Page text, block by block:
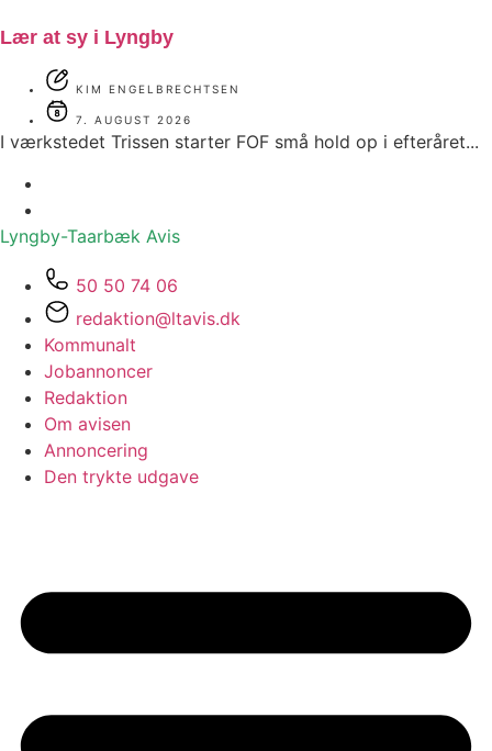
Lær at sy i Lyngby
KIM ENGELBRECHTSEN
7. AUGUST 2026
I værkstedet Trissen starter FOF små hold op i efteråret...
Lyngby-Taarbæk Avis
50 50 74 06
redaktion@ltavis.dk
Kommunalt
Jobannoncer
Redaktion
Om avisen
Annoncering
Den trykte udgave